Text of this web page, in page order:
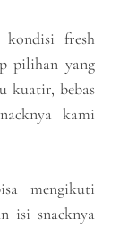
fresh
pilihan yang
kuatir, bebas
kami
mengikuti
isi snacknya